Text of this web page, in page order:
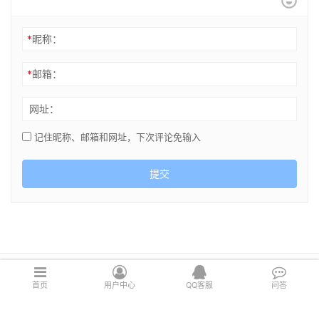
*昵称：
*邮箱：
网址：
记住昵称、邮箱和网址，下次评论免输入
提交
Copyright © 2021 cghsj.com 版权所有 Powered by 绘世界
首页 用户中心 QQ客服 问答